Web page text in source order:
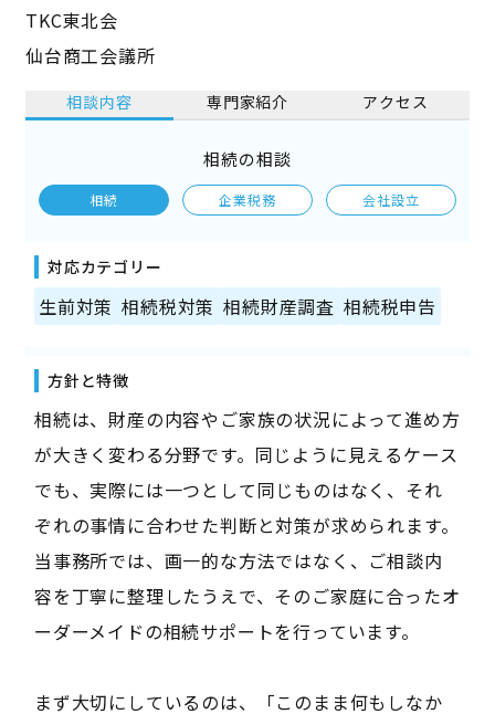
TKC東北会
仙台商工会議所
相談内容 専門家紹介 アクセス
相続の相談
相続 企業税務 会社設立
対応カテゴリー
生前対策 相続税対策 相続財産調査 相続税申告
方針と特徴
相続は、財産の内容やご家族の状況によって進め方
が大きく変わる分野です。同じように見えるケース
でも、実際には一つとして同じものはなく、それ
ぞれの事情に合わせた判断と対策が求められます。
当事務所では、画一的な方法ではなく、ご相談内
容を丁寧に整理したうえで、そのご家庭に合ったオ
ーダーメイドの相続サポートを行っています。
まず大切にしているのは、「このまま何もしなか